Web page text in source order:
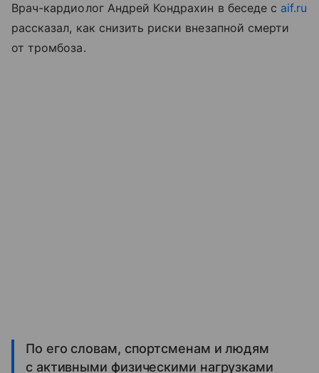
Врач-кардиолог Андрей Кондрахин в беседе с aif.ru
рассказал, как снизить риски внезапной смерти
от тромбоза.
По его словам, спортсменам и людям
с активными физическими нагрузками